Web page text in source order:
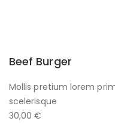
Beef Burger
Mollis pretium lorem
scelerisque
30,00 €